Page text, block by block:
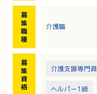
等）
募
集
職
種
介護職
募
集
資
格
介護支援専門員
ヘルパー1級